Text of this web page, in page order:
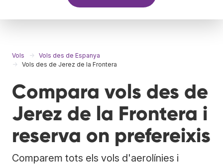
Vols
Vols des de Espanya
Vols des de Jerez de la Frontera
Compara vols des de
Jerez de la Frontera i
reserva on prefereixis
Comparem tots els vols d'aerolínies i